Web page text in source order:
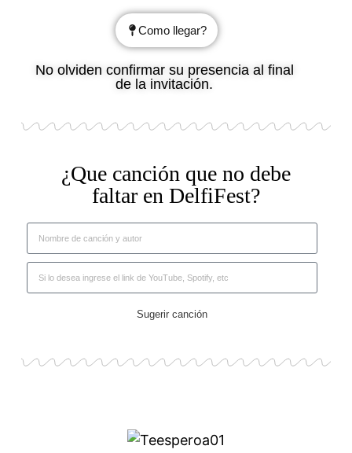
Como llegar?
No olviden confirmar su presencia al final
de la invitación.
¿Que canción que no debe
faltar en DelfiFest?
Sugerir canción